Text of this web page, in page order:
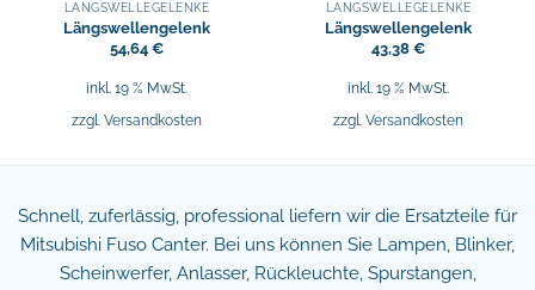
LÄNGSWELLEGELENKE
Längswellengelenk
54,64 €
inkl. 19 % MwSt.
zzgl. Versandkosten
LÄNGSWELLEGELENKE
Längswellengelenk
43,38 €
inkl. 19 % MwSt.
zzgl. Versandkosten
Schnell, zuferlässig, professional liefern wir die Ersatzteile für
Mitsubishi Fuso Canter. Bei uns können Sie Lampen, Blinker,
Scheinwerfer, Anlasser, Rückleuchte, Spurstangen,